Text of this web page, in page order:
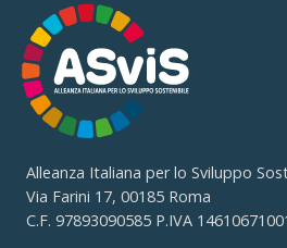
Alleanza Italiana per lo Sviluppo
Via Farini 17, 00185 Roma
C.F. 97893090585 P.IVA